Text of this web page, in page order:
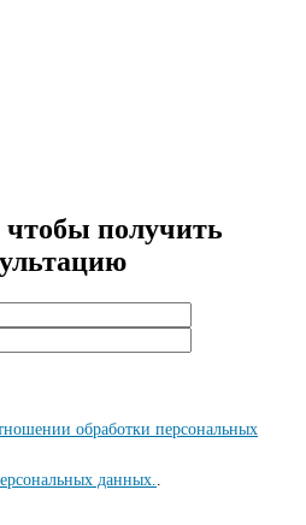
чтобы получить
обработки персональных
данных..